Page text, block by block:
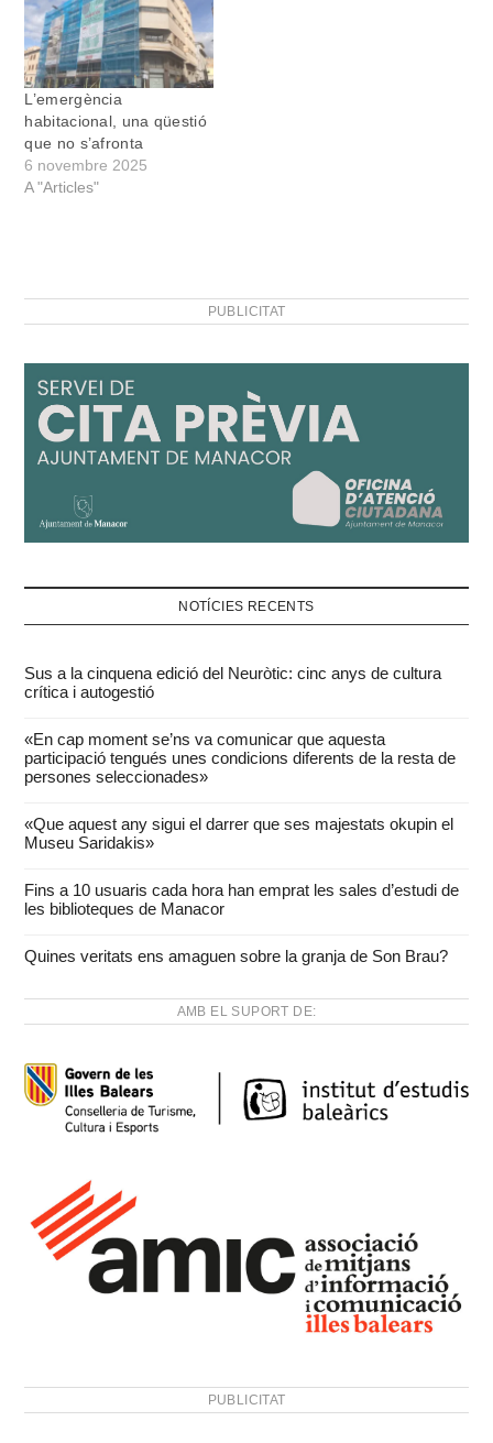
L’emergència
habitacional, una qüestió
que no s’afronta
6 novembre 2025
A "Articles"
PUBLICITAT
NOTÍCIES RECENTS
Sus a la cinquena edició del Neuròtic: cinc anys de cultura
crítica i autogestió
«En cap moment se’ns va comunicar que aquesta
participació tengués unes condicions diferents de la resta de
persones seleccionades»
«Que aquest any sigui el darrer que ses majestats okupin el
Museu Saridakis»
Fins a 10 usuaris cada hora han emprat les sales d’estudi de
les biblioteques de Manacor
Quines veritats ens amaguen sobre la granja de Son Brau?
AMB EL SUPORT DE:
PUBLICITAT